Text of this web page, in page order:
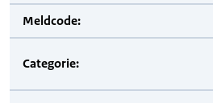
Meldcode:
Categorie: